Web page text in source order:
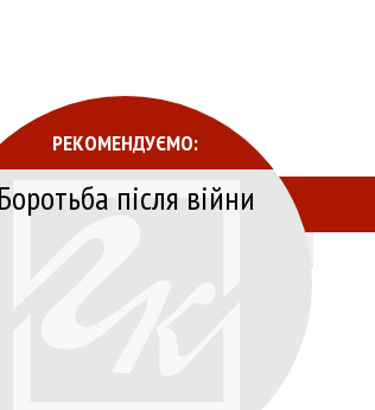
РЕКОМЕНДУЄМО:
Боротьба після війни